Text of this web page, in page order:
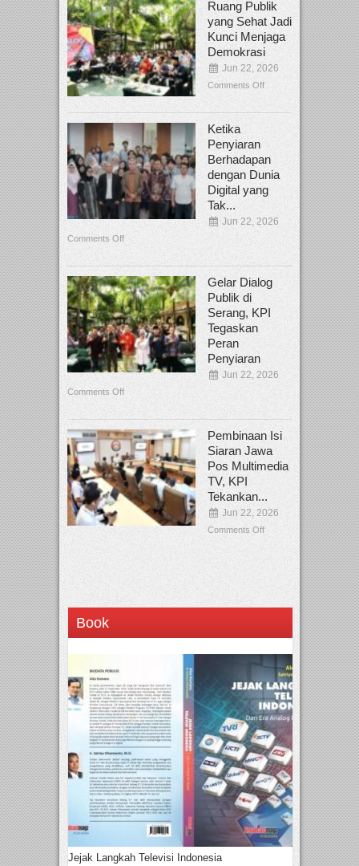
Ruang Publik
yang Sehat Jadi
Kunci Menjaga
Demokrasi
Jun 22, 2026
Comments Off
Ketika
Penyiaran
Berhadapan
dengan Dunia
Digital yang
Tak...
Jun 22, 2026
Comments Off
Gelar Dialog
Publik di
Serang, KPI
Tegaskan
Peran
Penyiaran
Jun 22, 2026
Comments Off
Pembinaan Isi
Siaran Jawa
Pos Multimedia
TV, KPI
Tekankan...
Jun 22, 2026
Comments Off
Book
Jejak Langkah Televisi Indonesia